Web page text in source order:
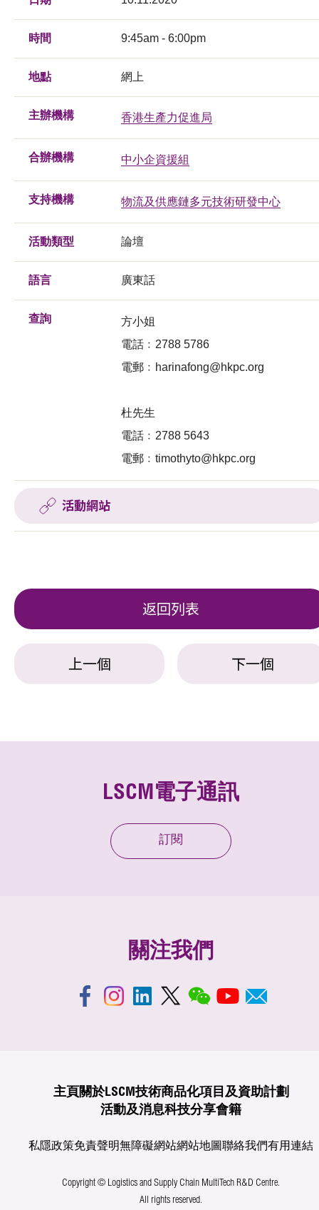
時間 9:45am - 6:00pm
地點 網上
主辦機構 香港生產力促進局
合辦機構 中小企資援組
支持機構 物流及供應鏈多元技術研發中心
活動類型 論壇
語言 廣東話
查詢
方小姐
電話﹕2788 5786
電郵﹕ harinafong@hkpc.org
杜先生
電話﹕2788 5643
電郵﹕ timothyto@hkpc.org
活動網站
返回列表
上一個 下一個
LSCM電子通訊
訂閱
關注我們
主頁 關於LSCM技術商品化項目及資助計劃
活動及消息科技分享會籍
私隱政策免責聲明無障礙網站網站地圖聯絡我們有用連結
Copyright © Logistics and Supply Chain MultiTech R&D Centre.
All rights reserved.